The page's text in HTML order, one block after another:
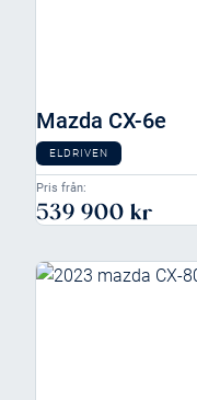
Mazda CX-6e
ELDRIVEN
Pris från:
539 900 kr